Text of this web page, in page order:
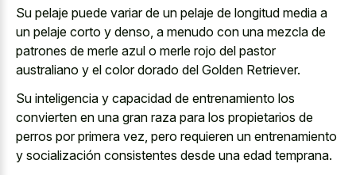
Su pelaje puede variar de un pelaje de longitud media a
un pelaje corto y denso, a menudo con una mezcla de
patrones de merle azul o merle rojo del pastor
australiano y el color dorado del Golden Retriever.
Su inteligencia y capacidad de entrenamiento los
convierten en una gran raza para los propietarios de
perros por primera vez, pero requieren un entrenamiento
y socialización consistentes desde una edad temprana.